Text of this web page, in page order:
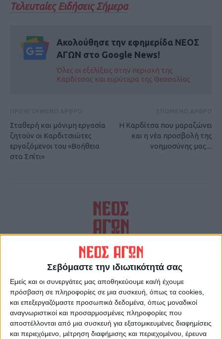
Σεβόμαστε την ιδιωτικότητά σας
Εμείς και οι συνεργάτες μας αποθηκεύουμε και/ή έχουμε
πρόσβαση σε πληροφορίες σε μια συσκευή, όπως τα cookies,
και επεξεργαζόμαστε προσωπικά δεδομένα, όπως μοναδικοί
αναγνωριστικοί και προσαρμοσμένες πληροφορίες που
αποστέλλονται από μια συσκευή για εξατομικευμένες διαφημίσεις
και περιεχόμενο, μέτρηση διαφήμισης και περιεχομένου, έρευνα
Τελευταίες Ειδήσεις Σήμερα
Ακολούθησε την εφημερίδα ΝΕΟΣ
ΑΓΩΝ στο Google News!
Όλες οι εξελίξεις στην περιοχή της
Καρδίτσας και ευρύτερα της Θεσσαλίας
Σταθερή και μόνιμη εργασία
ζητούν οι Καρδιτσιώτες
εργαζόμενοι του «Βοήθεια
στο Σπίτι»
H Καρδίτσα που μαραζώνει
και η νέα προσβολή της
νοημοσύνης μας....
ΝΕΟΣ ΑΓΩΝ
https://neosagon.gr
Η Αρχαιότερη Καθημερινή Πρωινή Εφημερίδα της Καρδίτσας